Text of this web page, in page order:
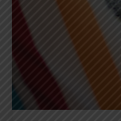
enfants. Je suis
pratiques et
[…]